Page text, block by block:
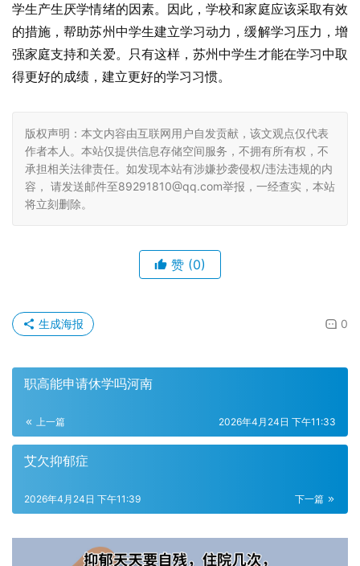
学生产生厌学情绪的因素。因此，学校和家庭应该采取有效
的措施，帮助苏州中学生建立学习动力，缓解学习压力，增
强家庭支持和关爱。只有这样，苏州中学生才能在学习中取
得更好的成绩，建立更好的学习习惯。
版权声明：本文内容由互联网用户自发贡献，该文观点仅代表
作者本人。本站仅提供信息存储空间服务，不拥有所有权，不
承担相关法律责任。如发现本站有涉嫌抄袭侵权/违法违规的内
容， 请发送邮件至89291810@qq.com举报，一经查实，本站
将立刻删除。
赞 (0)
0
生成海报
职高能申请休学吗河南
上一篇 2026年4月24日 下午11:33
艾欠抑郁症
下一篇
2026年4月24日 下午11:39